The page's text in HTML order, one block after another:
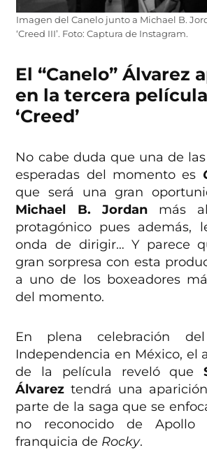
Imagen del Canelo junto a Michael B.
‘Creed III’. Foto: Captura de Instagram.
El “Canelo” Álvarez
en la tercera
‘Creed’
No cabe duda que una de
esperadas del momento es
que será una gran
Michael B. Jordanmás
protagónico pues además,
onda de dirigir… Y parece
gran sorpresa con esta
a uno de los boxeadores
del momento.
En plena celebración
Independencia en México, el
de la película reveló que
Álvareztendrá una
parte de la saga que se
no reconocido de Apollo
franquicia de Rocky.